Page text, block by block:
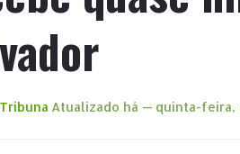
Atualizado há — quinta-feira,